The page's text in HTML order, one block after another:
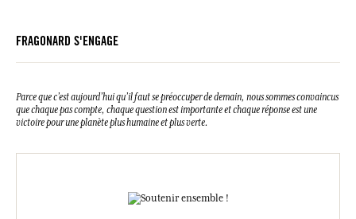
FRAGONARD S'ENGAGE
Parce que c’est aujourd’hui qu’il faut se préoccuper de demain, nous sommes convaincus
que chaque pas compte, chaque question est importante et chaque réponse est une
victoire pour une planète plus humaine et plus verte.